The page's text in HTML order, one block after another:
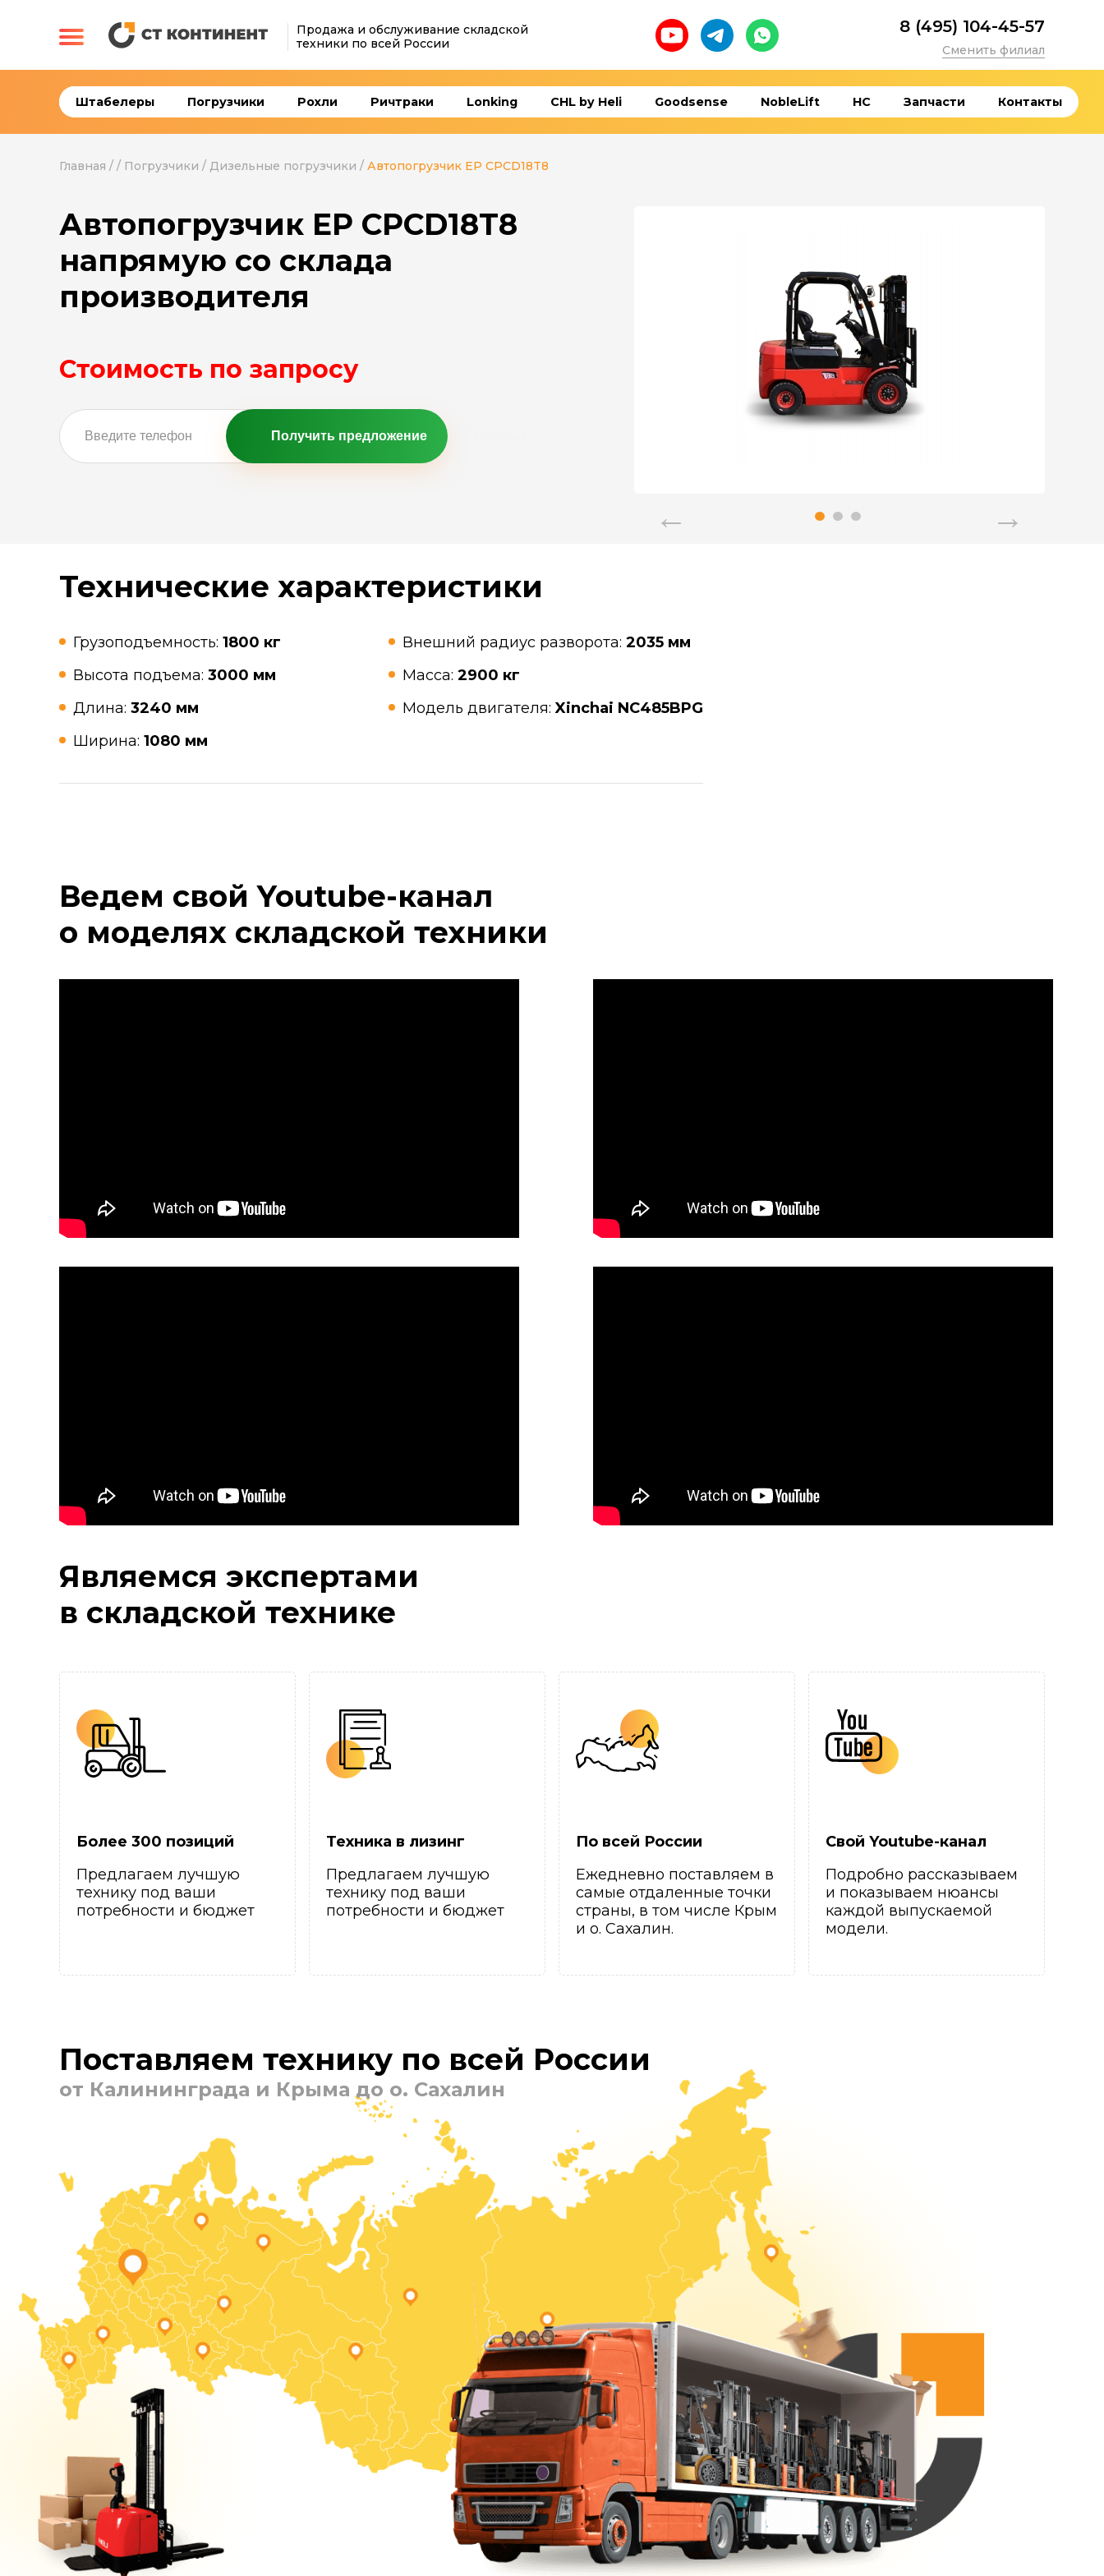
Продажа и обслуживание складской
техники по всей России
8 (495) 104-45-57
Сменить филиал
Штабелеры Погрузчики Рохли Ричтраки Lonking CHL by Heli Goodsense NobleLift HC Запчасти Контакты
Главная / / Погрузчики / Дизельные погрузчики / Автопогрузчик EP CPCD18T8
Автопогрузчик EP CPCD18T8
напрямую со склада
производителя
Стоимость по запросу
Получить предложение
Технические характеристики
Грузоподъемность: 1800 кг
Высота подъема: 3000 мм
Длина: 3240 мм
Ширина: 1080 мм
Внешний радиус разворота: 2035 мм
Масса: 2900 кг
Модель двигателя:Xinchai NC485BPG
Ведем свой Youtube-канал
о моделях складской техники
Являемся экспертами
в складской технике
Более 300 позиций
Предлагаем лучшую
технику под ваши
потребности и бюджет
Техника в лизинг
Предлагаем лучшую
технику под ваши
потребности и бюджет
По всей России
Ежедневно поставляем в
самые отдаленные точки
страны, в том числе Крым
и о. Сахалин.
Свой Youtube-канал
Подробно рассказываем
и показываем нюансы
каждой выпускаемой
модели.
Поставляем технику по всей России
от Калининграда и Крыма до о. Сахалин